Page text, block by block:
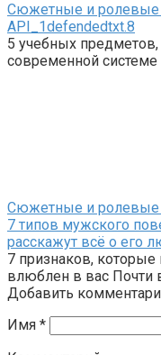
Сюжетные и ролевые
API_1defendedtxt.8
5 учебных
современной
Сюжетные и ролевые
7 типов мужского
расскажут всё о его
7 признаков,
влюблен в вас Почти
Добавить
Имя *